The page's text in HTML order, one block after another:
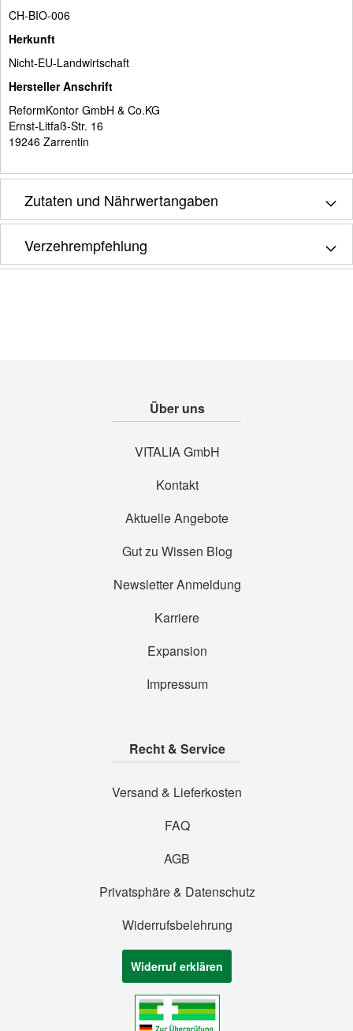
CH-BIO-006
Herkunft
Nicht-EU-Landwirtschaft
Hersteller Anschrift
ReformKontor GmbH & Co.KG
Ernst-Litfaß-Str. 16
19246 Zarrentin
Zutaten und Nährwertangaben
Verzehrempfehlung
Über uns
VITALIA GmbH
Kontakt
Aktuelle Angebote
Gut zu Wissen Blog
Newsletter Anmeldung
Karriere
Expansion
Impressum
Recht & Service
Versand & Lieferkosten
FAQ
AGB
Privatsphäre & Datenschutz
Widerrufsbelehrung
Widerruf erklären